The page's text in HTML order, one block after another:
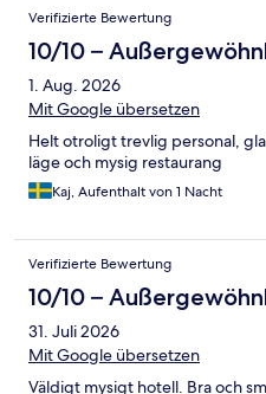
Verifizierte Bewertung
10/10 –
1. Aug. 2026
Mit Google übersetzen
Helt otroligt trevlig personal,
läge och mysig restaurang
Kaj, Aufenthalt von 1 Nacht
Verifizierte Bewertung
10/10 –
31. Juli 2026
Mit Google übersetzen
Väldigt mysigt hotell. Bra och